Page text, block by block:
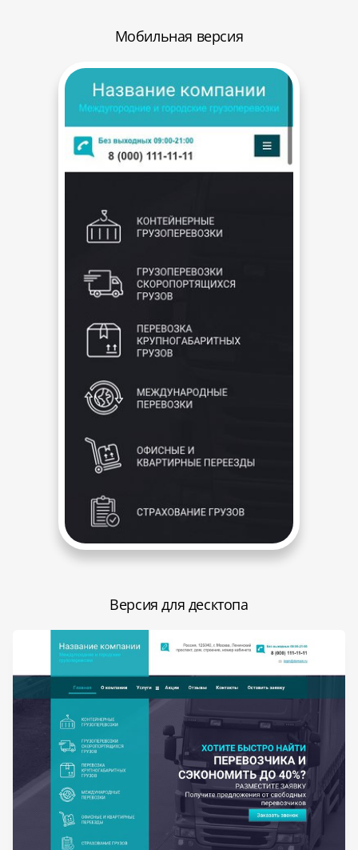
Версия для десктопа
Мобильная версия